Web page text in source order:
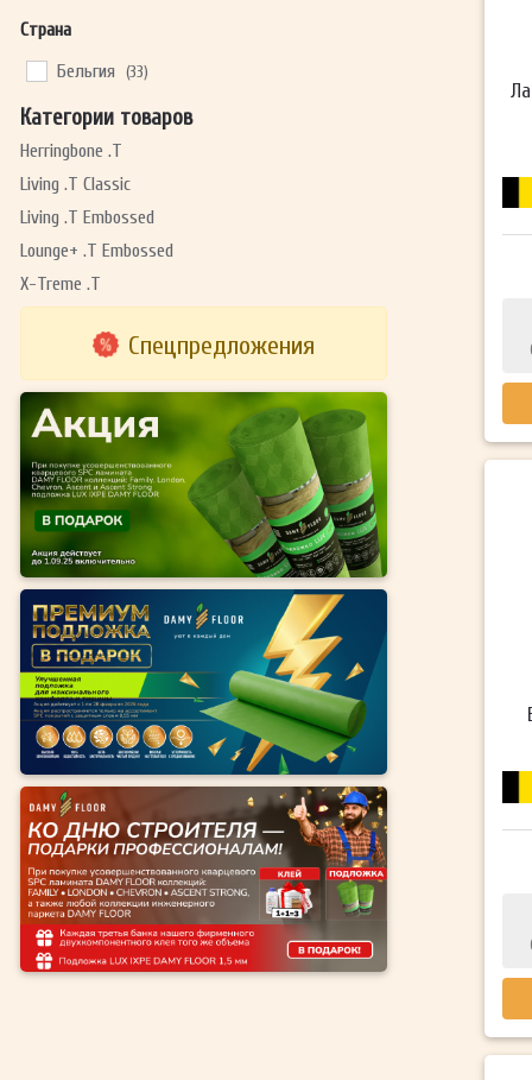
Страна
Бельгия (33)
Категории товаров
Herringbone .T
Living .T Classic
Living .T Embossed
Lounge+ .T Embossed
X-Treme .T
Спецпредложения